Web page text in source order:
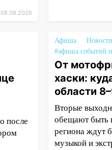
08.08.2026
после
Афиша Новости
#афиша событий
От
хаски:
области
Вторые
обещают быть
региона ждут
музыкой и